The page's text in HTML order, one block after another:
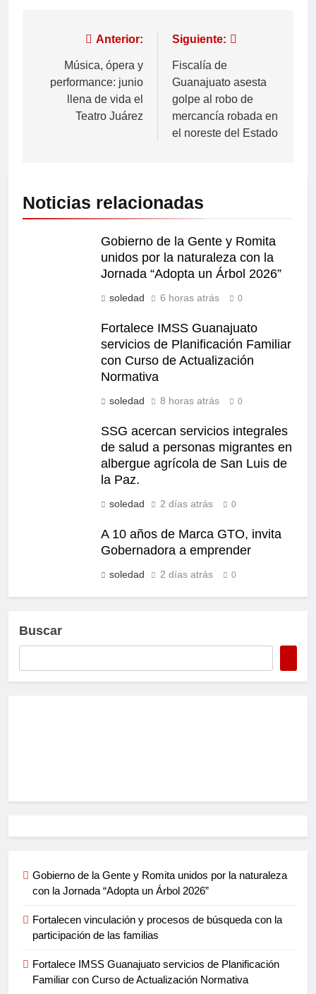
Anterior:
Música, ópera y
performance: junio
llena de vida el
Teatro Juárez
Siguiente:
Fiscalía de
Guanajuato asesta
golpe al robo de
mercancía robada en
el noreste del Estado
Noticias relacionadas
Gobierno de la Gente y Romita
unidos por la naturaleza con la
Jornada “Adopta un Árbol 2026”
soledad 6 horas atrás 0
Fortalece IMSS Guanajuato
servicios de Planificación Familiar
con Curso de Actualización
Normativa
soledad 8 horas atrás 0
SSG acercan servicios integrales
de salud a personas migrantes en
albergue agrícola de San Luis de
la Paz.
soledad 2 días atrás 0
A 10 años de Marca GTO, invita
Gobernadora a emprender
soledad 2 días atrás 0
Buscar
Gobierno de la Gente y Romita unidos por la naturaleza
con la Jornada “Adopta un Árbol 2026”
Fortalecen vinculación y procesos de búsqueda con la
participación de las familias
Fortalece IMSS Guanajuato servicios de Planificación
Familiar con Curso de Actualización Normativa